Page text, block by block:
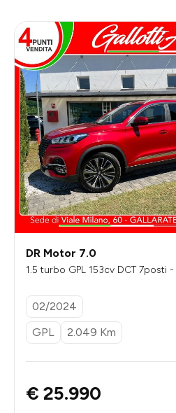
DR Motor 7.0
1.5 turbo GPL 153cv DCT 7posti -
02/2024
GPL
2.049 Km
€ 25.990